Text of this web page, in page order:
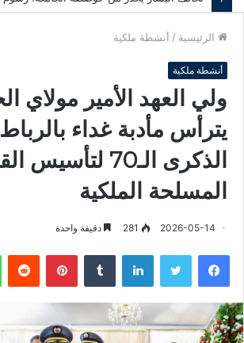
الرئيسية / أنشطة ملكية
أنشطة ملكية
ولي العهد الأمير مولاي
يترأس مأدبة غداء
الذكرى الـ70
المسلحة الملكية
2026-05-14
281 دقيقة واحدة
فيسبوك لينكدإن بينتيريست